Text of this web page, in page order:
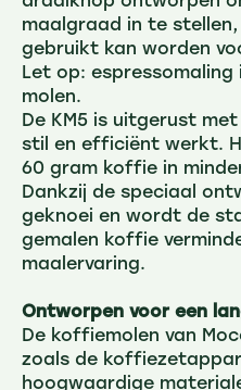
maalgraad in te
gebruikt kan worden
Let op:
molen.
De KM5 is uitgerust
stil en efficiënt werkt.
60 gram koffie in
Dankzij de speciaal
geknoei en wordt de
gemalen koffie
maalervaring.
Ontworpen voor een
De koffiemolen van
zoals de
hoogwaardige